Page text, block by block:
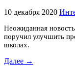
10 декабря 2020
Неожиданная
поручил улучшить
школах.
Далее →